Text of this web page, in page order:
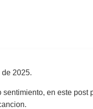
de 2025.
en este post